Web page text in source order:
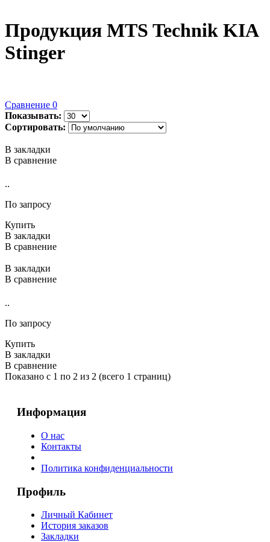
Продукция MTS Technik KIA
Stinger
Сравнение 0
Показывать:
Сортировать:
В закладки
В сравнение
..
По запросу
Купить
В закладки
В сравнение
В закладки
В сравнение
..
По запросу
Купить
В закладки
В сравнение
Показано с 1 по 2 из 2 (всего 1 страниц)
Информация
О нас
Контакты
Политика конфиденциальности
Профиль
Личный Кабинет
История заказов
Закладки